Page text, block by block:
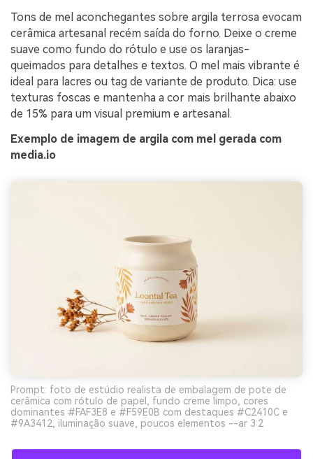
Tons de mel aconchegantes sobre argila terrosa evocam
cerâmica artesanal recém saída do forno. Deixe o creme
suave como fundo do rótulo e use os laranjas-
queimados para detalhes e textos. O mel mais vibrante é
ideal para lacres ou tag de variante de produto. Dica: use
texturas foscas e mantenha a cor mais brilhante abaixo
de 15% para um visual premium e artesanal.
Exemplo de imagem de argila com mel gerada com
media.io
Prompt: foto de estúdio realista de embalagem de pote de
cerâmica com rótulo de papel, fundo creme limpo, cores
dominantes #FAF3E8 e #F59E0B com destaques #C2410C e
#9A3412, iluminação suave, poucos elementos --ar 3:2